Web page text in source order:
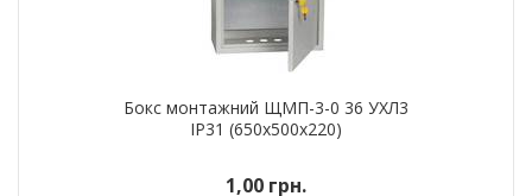
Бокс монтажний ЩМП-3-0 36 УХЛ3
IP31 (650х500х220)
1,00 грн.